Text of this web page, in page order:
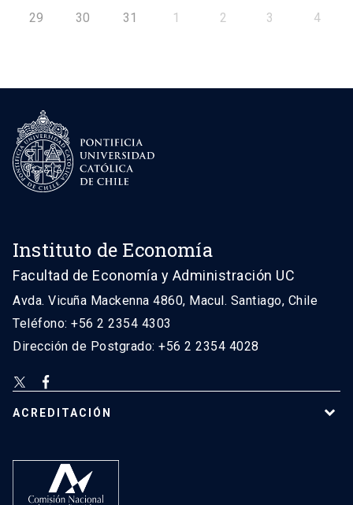
29 30 31 1 2 3 4
Instituto de Economía
Facultad de Economía y Administración UC
Avda. Vicuña Mackenna 4860, Macul. Santiago, Chile
Teléfono: +56 2 2354 4303
Dirección de Postgrado: +56 2 2354 4028
ACREDITACIÓN